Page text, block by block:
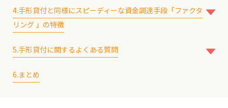
2-1-2.比較的金利が低い
2-1-3.印紙税の負担が少ない
2-1-4.返済方式を一括・分割から選択できる
2-2.手形貸付のデメリット
2-2-1.長期的な融資は原則受けられない
4.手形貸付と同様にスピーディーな資金調達手段「ファクタ
リング 」の特徴
4-2.信用力の審査
5.手形貸付に関するよくある質問
5-2.手形貸付と手形割引、当座貸越の違いは？
6.まとめ